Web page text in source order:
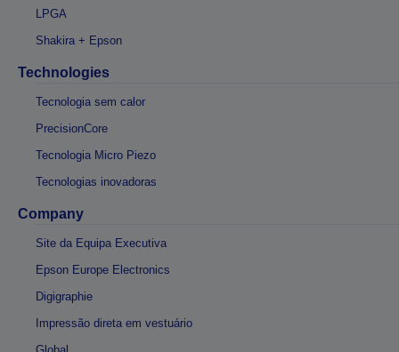
LPGA
Shakira + Epson
Technologies
Tecnologia sem calor
PrecisionCore
Tecnologia Micro Piezo
Tecnologias inovadoras
Company
Site da Equipa Executiva
Epson Europe Electronics
Digigraphie
Impressão direta em vestuário